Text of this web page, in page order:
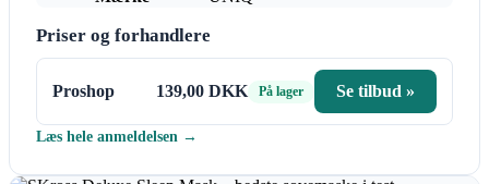
Priser og forhandlere
Proshop 139,00 DKK På lager Se tilbud »
Læs hele anmeldelsen →